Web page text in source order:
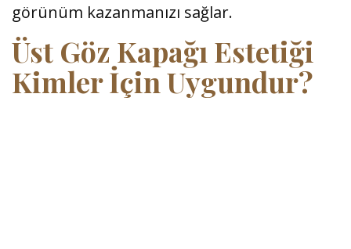
görünüm kazanmanızı sağlar.
Üst Göz Kapağı Estetiği
Kimler İçin Uygundur?